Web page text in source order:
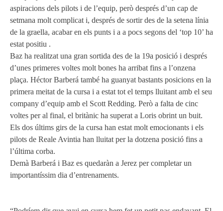
MOTOE 2019
MOTO3 2018
TEMPORADA 2017
aspiracions dels pilots i de l’equip, però després d’un cap de
setmana molt complicat i, després de sortir des de la setena línia
de la graella, acabar en els punts i a a pocs segons del ‘top 10’ ha
estat positiu .
Baz ha realitzat una gran sortida des de la 19a posició i després
d’unes primeres voltes molt bones ha arribat fins a l’onzena
plaça. Héctor Barberá també ha guanyat bastants posicions en la
primera meitat de la cursa i a estat tot el temps lluitant amb el seu
company d’equip amb el Scott Redding. Però a falta de cinc
voltes per al final, el britànic ha superat a Loris obrint un buit.
Els dos últims girs de la cursa han estat molt emocionants i els
pilots de Reale Avintia han lluitat per la dotzena posició fins a
l’última corba.
Demà Barberá i Baz es quedaràn a Jerez per completar un
importantíssim dia d’entrenaments.